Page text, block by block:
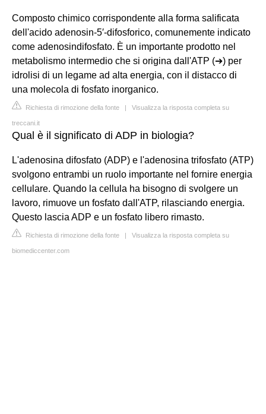
Composto chimico corrispondente alla forma salificata
dell'acido adenosin-5′-difosforico, comunemente indicato
come adenosindifosfato. È un importante prodotto nel
metabolismo intermedio che si origina dall'ATP (➔) per
idrolisi di un legame ad alta energia, con il distacco di
una molecola di fosfato inorganico.
Richiesta di rimozione della fonte | Visualizza la risposta completa su
treccani.it
Qual è il significato di ADP in biologia?
L'adenosina difosfato (ADP) e l'adenosina trifosfato (ATP)
svolgono entrambi un ruolo importante nel fornire energia
cellulare. Quando la cellula ha bisogno di svolgere un
lavoro, rimuove un fosfato dall'ATP, rilasciando energia.
Questo lascia ADP e un fosfato libero rimasto.
Richiesta di rimozione della fonte | Visualizza la risposta completa su
biomediccenter.com